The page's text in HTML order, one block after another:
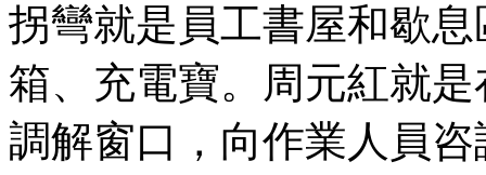
拐彎就是員工書屋和歇
箱、充電寶。周元紅就
調解窗口，向作業人員